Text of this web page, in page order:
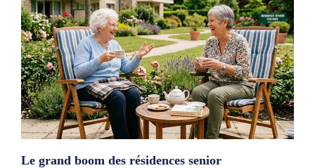
Le grand boom des résidences senior